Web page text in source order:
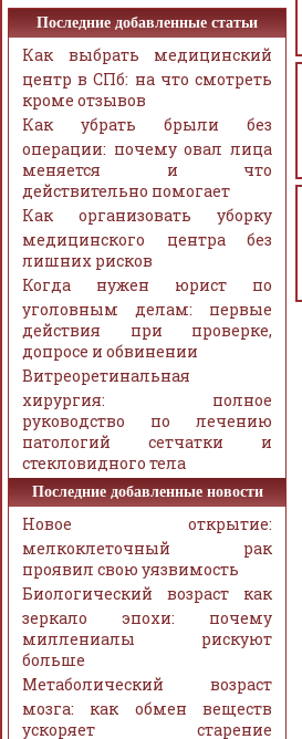
Последние добавленные статьи
Как выбрать медицинский
центр в СПб: на что смотреть
кроме отзывов
Как убрать брыли без
операции: почему овал лица
меняется и что
действительно помогает
Как организовать уборку
медицинского центра без
лишних рисков
Когда нужен юрист по
уголовным делам: первые
действия при проверке,
допросе и обвинении
Витреоретинальная
хирургия: полное
руководство по лечению
патологий сетчатки и
стекловидного тела
Последние добавленные новости
Новое открытие:
мелкоклеточный рак
проявил свою уязвимость
Биологический возраст как
зеркало эпохи: почему
миллениалы рискуют
больше
Метаболический возраст
мозга: как обмен веществ
ускоряет старение